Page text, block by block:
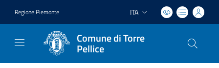
Regione Piemonte Lingua attiva:
ITA
Comune di Torre
Pellice